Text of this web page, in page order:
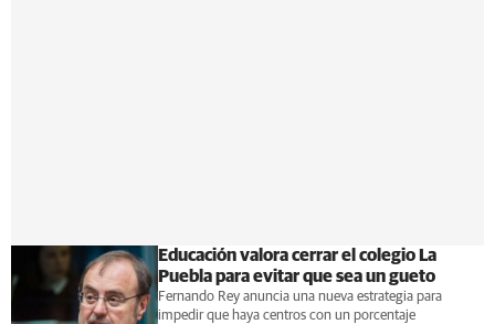
Educación valora cerrar el colegio La
Puebla para evitar que sea un gueto
Fernando Rey anuncia una nueva estrategia para
impedir que haya centros con un porcentaje